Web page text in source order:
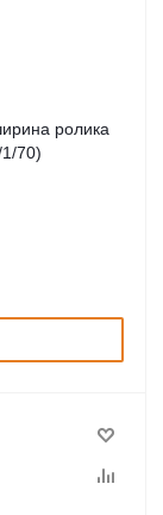
ролика
70)